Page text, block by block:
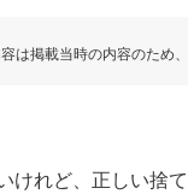
は掲載当時の内容のため
けれど、正しい捨